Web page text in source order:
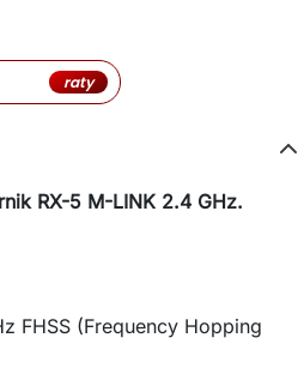
raty
RX-5 M-LINK 2.4 GHz.
FHSS (Frequency Hopping